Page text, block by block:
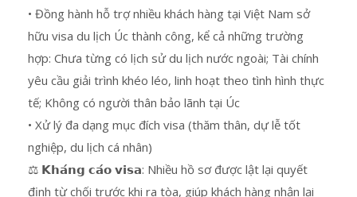
• Đồng hành hỗ trợ nhiều khách hàng tại Việt Nam sở
hữu visa du lịch Úc thành công, kể cả những trường
hợp: Chưa từng có lịch sử du lịch nước ngoài; Tài chính
yêu cầu giải trình khéo léo, linh hoạt theo tình hình thực
tế; Không có người thân bảo lãnh tại Úc
• Xử lý đa dạng mục đích visa (thăm thân, dự lễ tốt
nghiệp, du lịch cá nhân)
⚖️ 𝗞𝗵𝗮́𝗻𝗴 𝗰𝗮́𝗼 𝘃𝗶𝘀𝗮: Nhiều hồ sơ được lật lại quyết
định từ chối trước khi ra tòa, giúp khách hàng nhận lại